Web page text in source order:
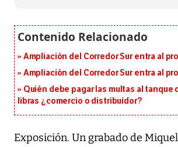
Ampliación del Corredor Sur entra al
Ampliación del Corredor Sur entra al
Quién debe pagar las multas al tanque
libras ¿comercio o distribuidor?
Exposición. Un grabado de